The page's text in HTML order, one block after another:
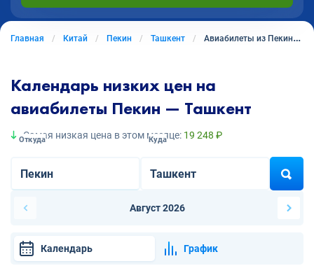
Главная Китай Пекин Ташкент Авиабилеты из Пекина в Ташкент
Календарь низких цен на
авиабилеты Пекин — Ташкент
Самая низкая цена в этом месяце: 19 248 ₽
Откуда Куда
Август 2026
Календарь График